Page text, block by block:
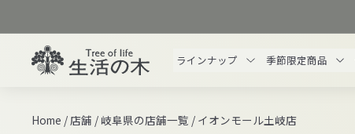
生
活
木
ラインナップ 季節限定商品
Home / 店舗 / 岐阜県の店舗一覧 / イオンモール土岐店